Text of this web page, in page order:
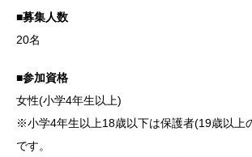
■募集人数
20名
■参加資格
女性(小学4年生以上)
※小学4年生以上18歳以下は保護者(19歳以上
です。